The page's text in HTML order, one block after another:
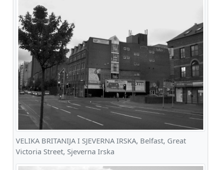
VELIKA BRITANIJA I SJEVERNA IRSKA, Belfast, Great
Victoria Street, Sjeverna Irska